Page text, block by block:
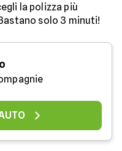
la polizza più
solo 3 minuti!